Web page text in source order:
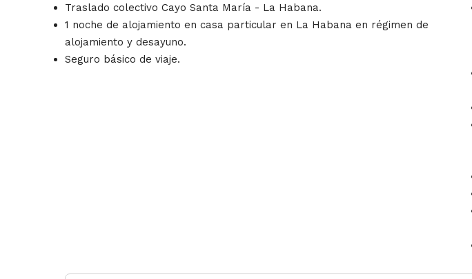
Traslado colectivo Cayo Santa María - La Habana.
1 noche de alojamiento en casa particular en La Habana en régimen de
alojamiento y desayuno.
Seguro básico de viaje.